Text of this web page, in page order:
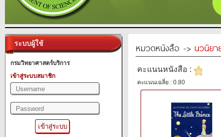
ระบบผู้ใช้
กรมวิทยาศาสตร์บริการ
เข้าสู่ระบบสมาชิก
หมวดหนังสือ -> นวนิยา
คะแนนหนังสือ :
คะแนนเฉลี่ย : 0.80